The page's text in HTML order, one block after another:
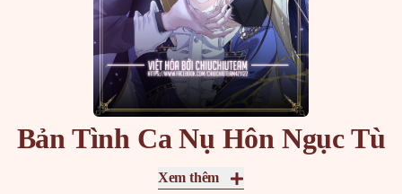
Bản Tình Ca Nụ Hôn Ngục Tù
Xem thêm